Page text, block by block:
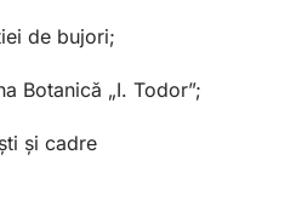
de bujori;
Botanică „I. Todor”;
și cadre